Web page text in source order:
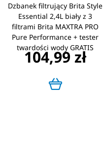
Dzbanek filtrujący Brita Style
Essential 2,4L biały z 3
filtrami Brita MAXTRA PRO
Pure Performance + tester
twardości wody GRATIS
104,99 zł